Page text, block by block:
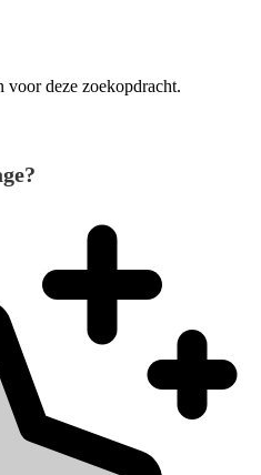
voor deze zoekopdracht.